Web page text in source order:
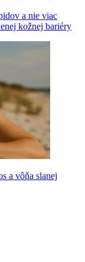
a nie viac
kožnej bariéry
a vôňa slanej